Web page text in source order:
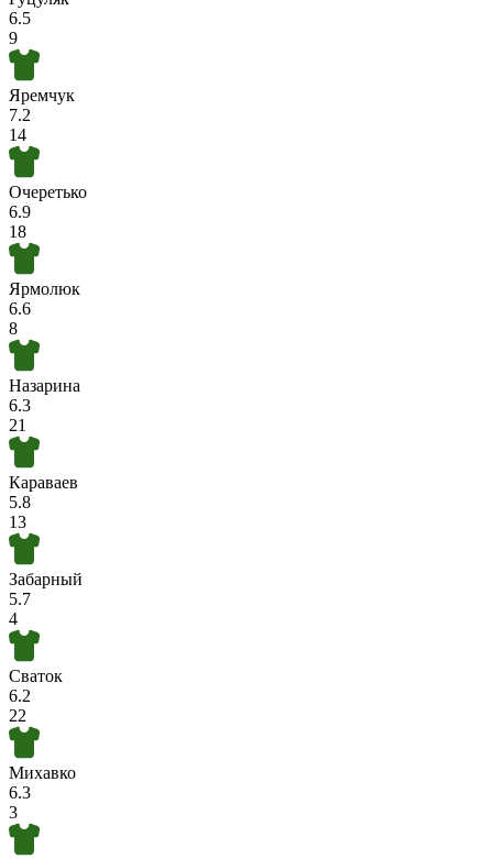
6.5
9
Яремчук
7.2
14
Очеретько
6.9
18
Ярмолюк
6.6
8
Назарина
6.3
21
Караваев
5.8
13
Забарный
5.7
4
Сваток
6.2
22
Михавко
6.3
3